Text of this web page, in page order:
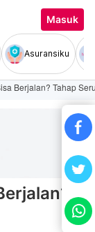
Masuk
Asuransiku
Berjalan? Tahap